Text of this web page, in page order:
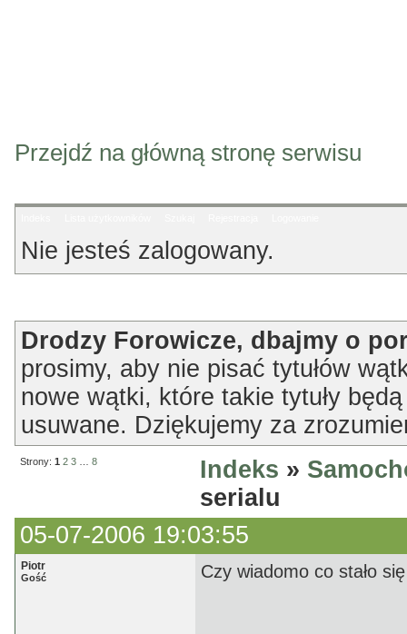
Przejdź na główną stronę serwisu
Nie jesteś zalogowany.
Drodzy Forowicze, dbajmy o
prosimy, aby nie pisać tytułów
nowe wątki, które takie tytuły
usuwane. Dziękujemy za
Strony: 1 2 3 8 Indeks »
serialu
05-07-2006 19:03:55
Piotr
Gość Czy wiadomo co stało